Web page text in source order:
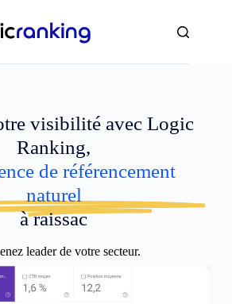
visibilité avec Logic
Ranking,
de référencement
naturel
à raissac
leader de votre secteur.